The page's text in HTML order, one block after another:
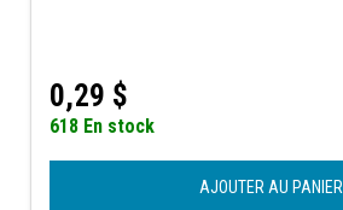
0,29 $
618 En stock
AJOUTER AU PANIER